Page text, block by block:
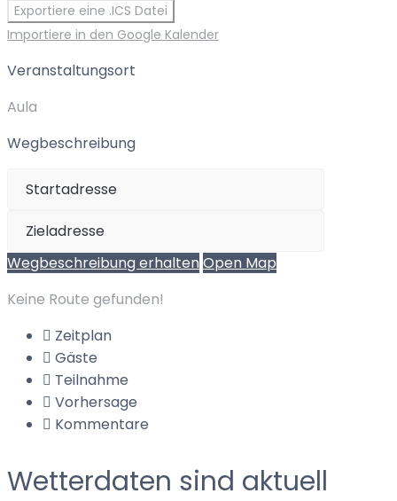
Exportiere eine .ICS Datei
Importiere in den Google Kalender
Veranstaltungsort
Aula
Wegbeschreibung
Wegbeschreibung erhaltenOpen Map
Keine Route gefunden!
Zeitplan
Gäste
Teilnahme
Vorhersage
Kommentare
Wetterdaten sind aktuell